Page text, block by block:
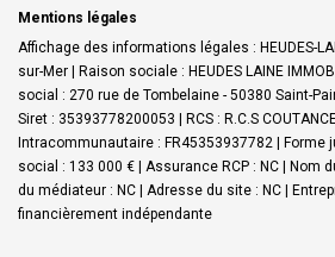
Mentions légales
Affichage des informations légales : HEUDES-
sur-Mer | Raison sociale : HEUDES LAINE
social : 270 rue de Tombelaine - 50380 Saint-
Siret : 35393778200053 | RCS : R.C.S
Intracommunautaire : FR45353937782 | Forme
social : 133 000 € | Assurance RCP : NC | Nom
du médiateur : NC | Adresse du site : NC |
financièrement indépendante